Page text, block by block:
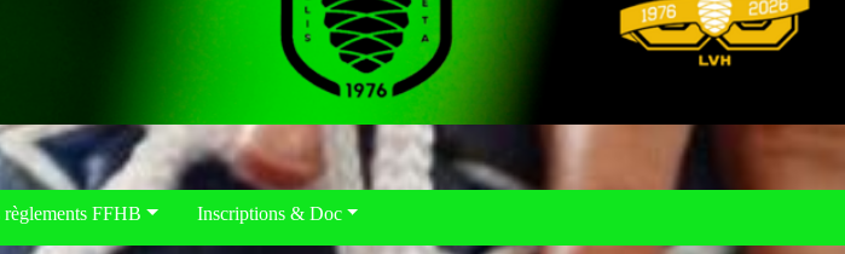
règlements FFHB Inscriptions & Doc